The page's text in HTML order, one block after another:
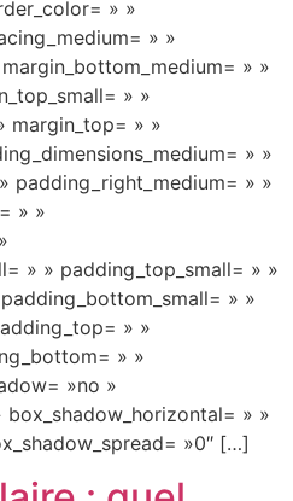
» »
» »
» »
» »
margin_top= » »
» »
padding_right_medium= » »
» »
» » padding_top_small= » »
» »
» »
» »
»no »
» »
»0″ […]